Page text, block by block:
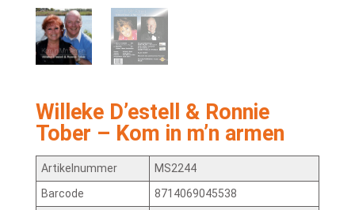
Willeke D’estell & Ronnie
Tober – Kom in m’n armen
Artikelnummer
MS2244
Barcode
8714069045538